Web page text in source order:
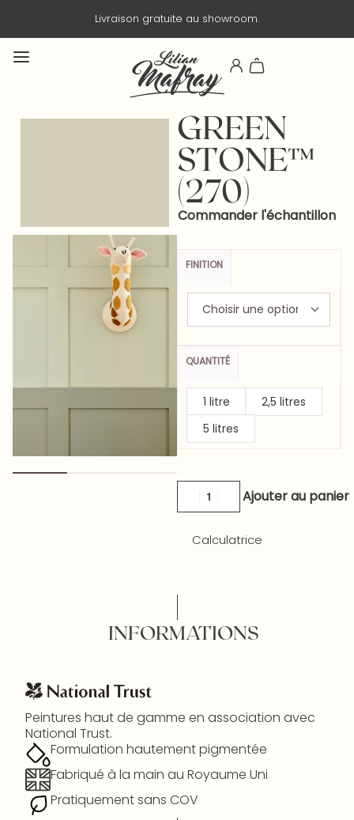
Livraison gratuite au showroom.
GREEN
STONE™
(270)
Commander l'échantillon
FINITION
QUANTITÉ
1 litre
2,5 litres
5 litres
Ajouter au panier
Calculatrice
INFORMATIONS
Peintures haut de gamme en association avec
National Trust.
Formulation hautement pigmentée
Fabriqué à la main au Royaume Uni
Pratiquement sans COV